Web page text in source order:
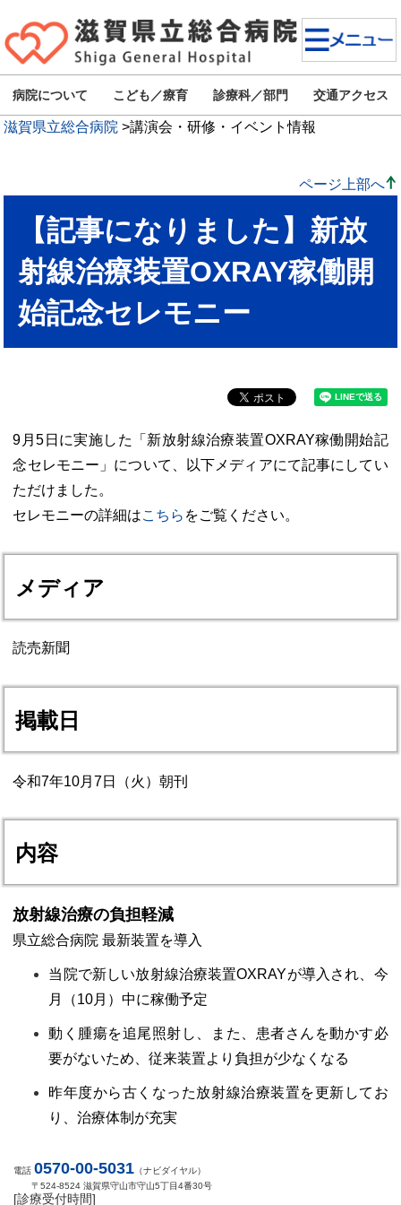
病院について こども／療育 診療科／部門 交通アクセス
滋賀県立総合病院 >講演会・研修・イベント情報
ページ上部へ
【記事になりました】新放
射線治療装置OXRAY稼働開
始記念セレモニー
9月5日に実施した「新放射線治療装置OXRAY稼働開始記
念セレモニー」について、以下メディアにて記事にしてい
ただけました。
セレモニーの詳細はこちら をご覧ください。
メディア
読売新聞
掲載日
令和7年10月7日（火）朝刊
内容
放射線治療の負担軽減
県立総合病院 最新装置を導入
当院で新しい放射線治療装置OXRAYが導入され、今
月（10月）中に稼働予定
動く腫瘍を追尾照射し、また、患者さんを動かす必
要がないため、従来装置より負担が少なくなる
昨年度から古くなった放射線治療装置を更新してお
り、治療体制が充実
電話 0570-00-5031 （ナビダイヤル）
〒524-8524 滋賀県守山市守山5丁目4番30号
[診療受付時間]